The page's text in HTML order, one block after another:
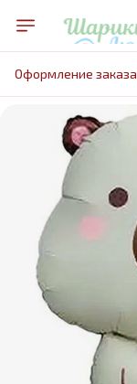
Оформление заказа